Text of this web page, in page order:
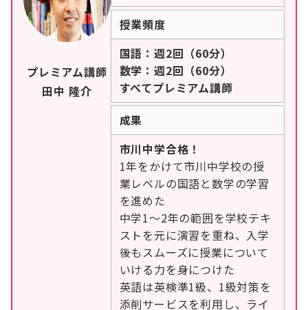
プレミアム講師
田中 隆介
授業頻度
国語：週2回（60分）
数学：週2回（60分）
すべてプレミアム講師
成果
市川中学合格！
1年をかけて市川中学校の授
業レベルの国語と数学の学習
を進めた
中学1〜2年の範囲を学校テキ
ストを元に演習を重ね、入学
後もスムーズに授業について
いける力を身につけた
英語は英検準1級、1級対策を
添削サービスを利用し、ライ